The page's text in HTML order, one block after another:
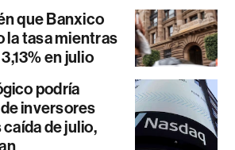
que Banxico
la tasa mientras
en julio
podría
inversores
de julio,